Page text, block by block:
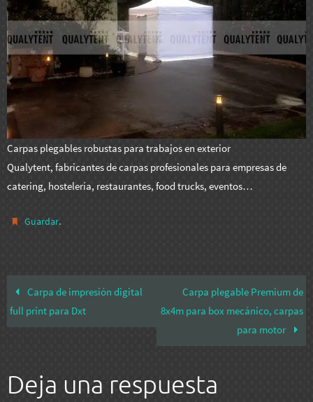
Carpas plegables robustas para trabajos en exterior
Qualytent, fabricantes de carpas profesionales para empresas de
catering, hostelería, restaurantes, food trucks, eventos…
Guardar.
Carpa de impresión digital
full print para Dxt
Carpa plegable Premium de
8x4m para box mecánico, carpas
para motor
Deja una respuesta